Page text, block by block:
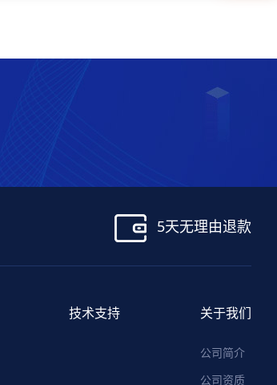
5天无理由退款
技术支持 关于我们
公司简介
公司资质